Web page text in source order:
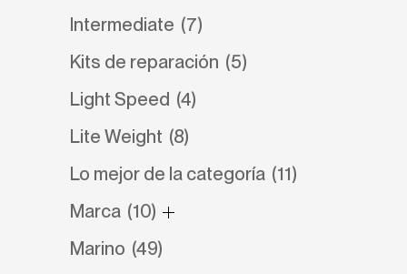
Intermediate (7)
Kits de reparación (5)
Light Speed (4)
Lite Weight (8)
Lo mejor de la categoría (11)
Marca (10)
Marino (49)